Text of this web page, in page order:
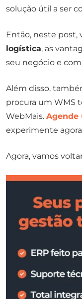
solução útil a ser
Então, neste post,
logística, as
seu negócio e
Além disso,
procura um WMS
WebMais. Agende
experimente
Agora, vamos